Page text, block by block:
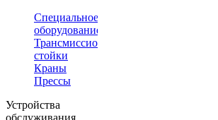
Специальное
оборудование
Трансмиссионные
стойки
Краны
Прессы
Устройства
обслуживания